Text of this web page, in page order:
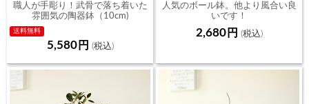
職人が手彫り！武骨で落ち着いた
雰囲気の陶器鉢（10cm)
送料無料
5,580
人気のボール鉢。他より風合い良
いです！
（14ｃｍ）
2,680